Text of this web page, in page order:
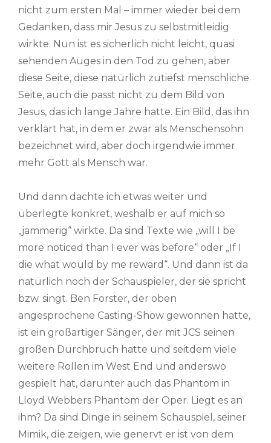
nicht zum ersten Mal – immer wieder bei dem
Gedanken, dass mir Jesus zu selbstmitleidig
wirkte. Nun ist es sicherlich nicht leicht, quasi
sehenden Auges in den Tod zu gehen, aber
diese Seite, diese natürlich zutiefst menschliche
Seite, auch die passt nicht zu dem Bild von
Jesus, das ich lange Jahre hatte. Ein Bild, das ihn
verklärt hat, in dem er zwar als Menschensohn
bezeichnet wird, aber doch irgendwie immer
mehr Gott als Mensch war.
Und dann dachte ich etwas weiter und
überlegte konkret, weshalb er auf mich so
„jammerig“ wirkte. Da sind Texte wie „will I be
more noticed than I ever was before“ oder „If I
die what would by me reward“. Und dann ist da
natürlich noch der Schauspieler, der sie spricht
bzw. singt. Ben Forster, der oben
angesprochene Casting-Show gewonnen hatte,
ist ein großartiger Sänger, der mit JCS seinen
großen Durchbruch hatte und seitdem viele
weitere Rollen im West End und anderswo
gespielt hat, darunter auch das Phantom in
Lloyd Webbers Phantom der Oper. Liegt es an
ihm? Da sind Dinge in seinem Schauspiel, seiner
Mimik, die zeigen, wie genervt er ist von dem